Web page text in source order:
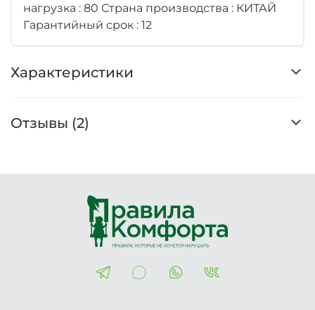
нагрузка : 80 Страна производства : КИТАЙ
Гарантийный срок : 12
Характеристики
Отзывы (2)